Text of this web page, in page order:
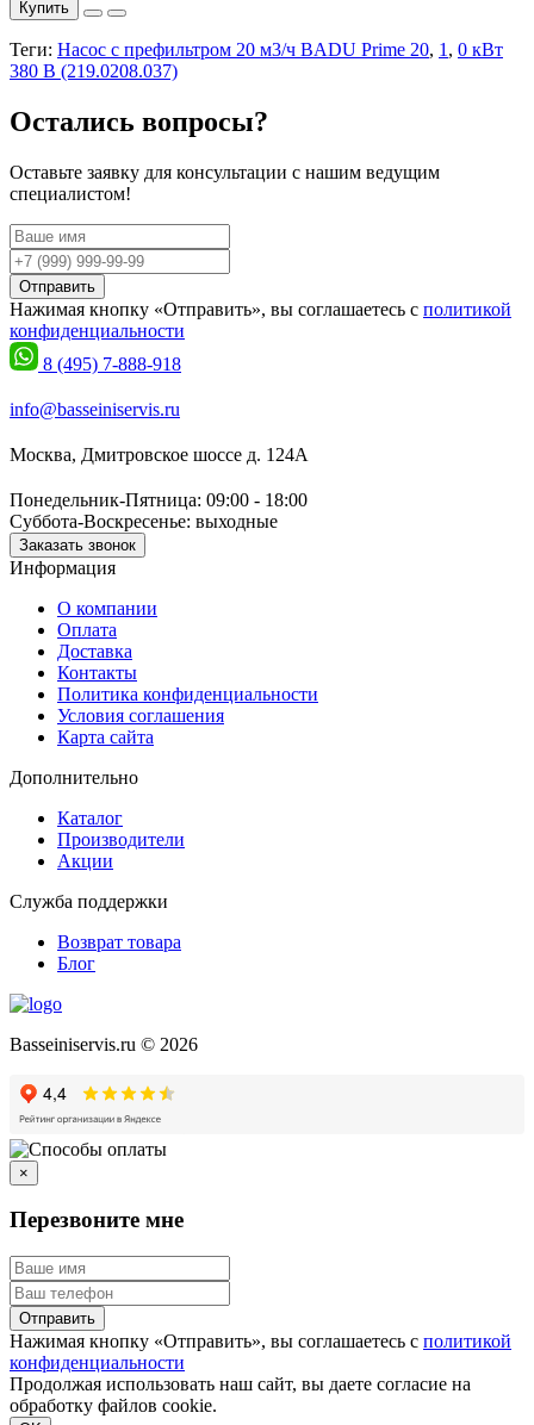
Купить
Теги: Насос с префильтром 20 м3/ч BADU Prime 20, 1 , 0 кВт
380 В (219.0208.037)
Остались вопросы?
Оставьте заявку для консультации с нашим ведущим
специалистом!
Отправить
Нажимая кнопку «Отправить», вы соглашаетесь с политикой
конфиденциальности
8 (495) 7-888-918
info@basseiniservis.ru
Москва, Дмитровское шоссе д. 124А
Понедельник-Пятница: 09:00 - 18:00
Суббота-Воскресенье: выходные
Заказать звонок
Информация
О компании
Оплата
Доставка
Контакты
Политика конфиденциальности
Условия соглашения
Карта сайта
Дополнительно
Каталог
Производители
Акции
Служба поддержки
Возврат товара
Блог
Basseiniservis.ru © 2026
×
Перезвоните мне
Отправить
Нажимая кнопку «Отправить», вы соглашаетесь с политикой
конфиденциальности
Продолжая использовать наш сайт, вы даете согласие на
обработку файлов cookie.